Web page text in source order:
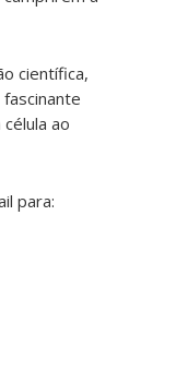
científica,
ao
para: